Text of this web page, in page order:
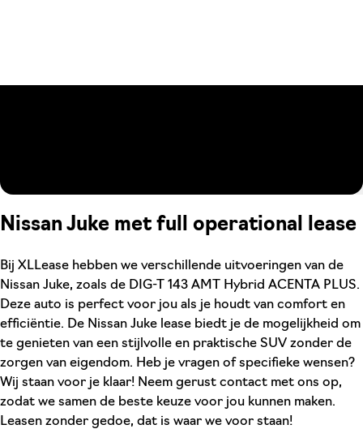
Nissan Juke met full operational lease
Bij XLLease hebben we verschillende uitvoeringen van de
Nissan Juke, zoals de DIG-T 143 AMT Hybrid ACENTA PLUS.
Deze auto is perfect voor jou als je houdt van comfort en
efficiëntie. De Nissan Juke lease biedt je de mogelijkheid om
te genieten van een stijlvolle en praktische SUV zonder de
zorgen van eigendom. Heb je vragen of specifieke wensen?
Wij staan voor je klaar! Neem gerust contact met ons op,
zodat we samen de beste keuze voor jou kunnen maken.
Leasen zonder gedoe, dat is waar we voor staan!